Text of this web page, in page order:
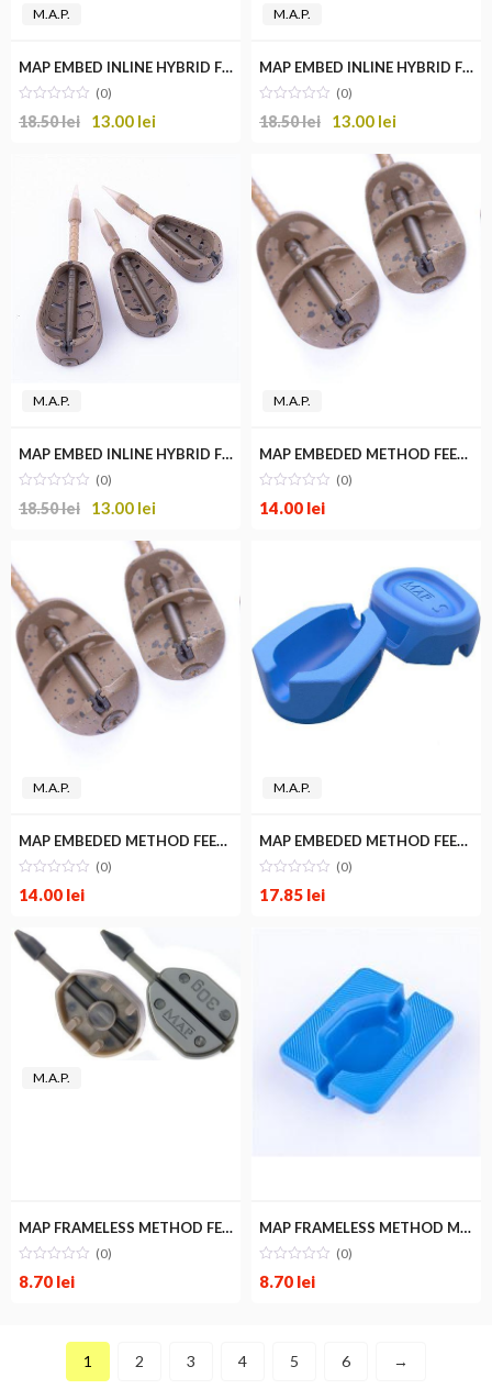
M.A.P.
MAP EMBED INLINE HYBRID FEEDER LARGE
(0)
18.50lei 13.00 lei
M.A.P.
MAP EMBED INLINE HYBRID FEEDER MEDIUM
(0)
18.50lei 13.00 lei
M.A.P.
MAP EMBED INLINE HYBRID FEEDER SMALL
(0)
18.50lei 13.00 lei
M.A.P.
MAP EMBEDED METHOD FEEDER LARGE
(0)
14.00 lei
M.A.P.
MAP EMBEDED METHOD FEEDER MEDIUM
(0)
14.00 lei
M.A.P.
MAP EMBEDED METHOD FEEDER MOULD
(0)
17.85 lei
M.A.P.
MAP FRAMELESS METHOD FEEDER L
(0)
8.70 lei
MAP FRAMELESS METHOD MOULD L
(0)
8.70 lei
1 2 3 4 5 6 →